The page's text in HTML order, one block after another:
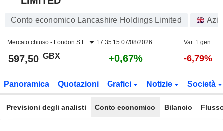
Conto economico Lancashire Holdings Limited
Mercato chiuso - London S.E. 17:35:15 07/08/2026 Var. 1 gen.
597,50 GBX +0,67% -6,79%
Panoramica Quotazioni Grafici Notizie Società
Previsioni degli analisti Conto economico Bilancio